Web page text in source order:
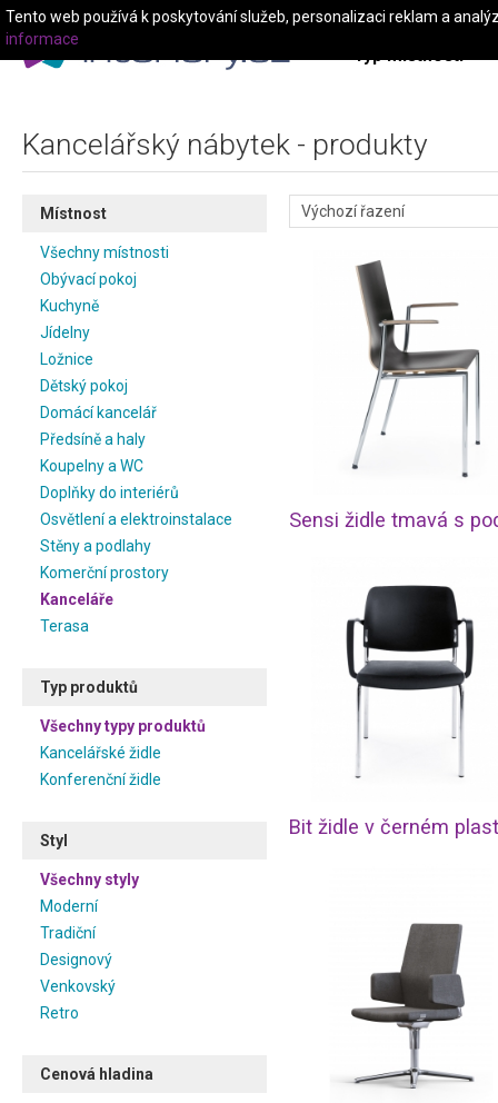
Typ místnosti
Kancelářský nábytek - produkty
Místnost
Všechny místnosti
Obývací pokoj
Kuchyně
Jídelny
Ložnice
Dětský pokoj
Domácí kancelář
Předsíně a haly
Koupelny a WC
Doplňky do interiérů
Osvětlení a elektroinstalace
Stěny a podlahy
Komerční prostory
Kanceláře
Terasa
Typ produktů
Všechny typy produktů
Kancelářské židle
Konferenční židle
Styl
Všechny styly
Moderní
Tradiční
Designový
Venkovský
Retro
Cenová hladina
Bit židle v černém
Tento web používá k poskytování služeb, personalizaci reklam a
informace